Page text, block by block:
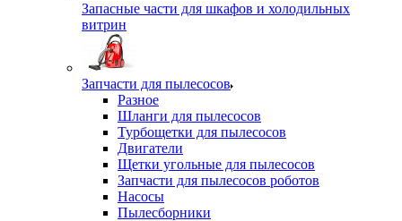
Запасные части для шкафов и холодильных
витрин
Запчасти для пылесосов
Разное
Шланги для пылесосов
Турбощетки для пылесосов
Двигатели
Щетки угольные для пылесосов
Запчасти для пылесосов роботов
Насосы
Пылесборники